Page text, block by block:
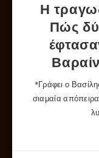
Η
Πώς
*Γράφει ο
σιαμαία